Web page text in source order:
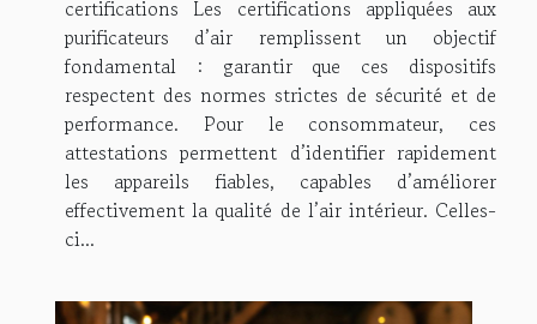
certifications Les certifications appliquées aux
purificateurs d’air remplissent un objectif
fondamental : garantir que ces dispositifs
respectent des normes strictes de sécurité et de
performance. Pour le consommateur, ces
attestations permettent d’identifier rapidement
les appareils fiables, capables d’améliorer
effectivement la qualité de l’air intérieur. Celles-
ci...